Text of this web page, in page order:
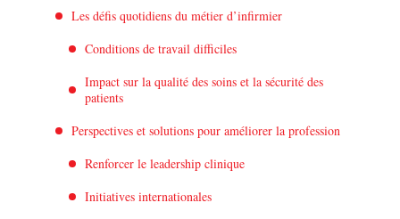
Les défis quotidiens du métier d’infirmier
Conditions de travail difficiles
Impact sur la qualité des soins et la sécurité des
patients
Perspectives et solutions pour améliorer la profession
Renforcer le leadership clinique
Initiatives internationales